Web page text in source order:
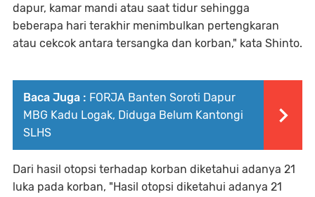
dapur, kamar mandi atau saat tidur sehingga
beberapa hari terakhir menimbulkan pertengkaran
atau cekcok antara tersangka dan korban," kata Shinto.
Baca Juga : FORJA Banten Soroti Dapur
MBG Kadu Logak, Diduga Belum Kantongi
SLHS
Dari hasil otopsi terhadap korban diketahui adanya 21
luka pada korban, "Hasil otopsi diketahui adanya 21